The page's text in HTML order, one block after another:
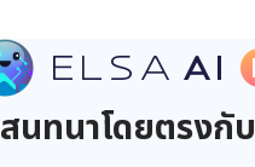
สนทนาโดยตรงกั